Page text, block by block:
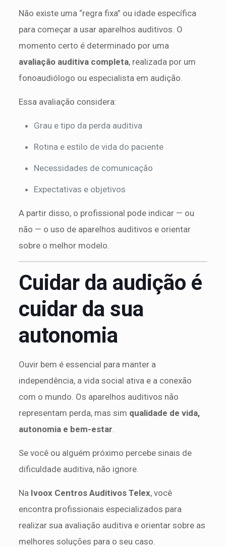
Não existe uma “regra fixa” ou idade específica
para começar a usar aparelhos auditivos. O
momento certo é determinado por uma
avaliação auditiva completa, realizada por um
fonoaudiólogo ou especialista em audição.
Essa avaliação considera:
Grau e tipo da perda auditiva
Rotina e estilo de vida do paciente
Necessidades de comunicação
Expectativas e objetivos
A partir disso, o profissional pode indicar — ou
não — o uso de aparelhos auditivos e orientar
sobre o melhor modelo.
Cuidar da audição é
cuidar da sua
autonomia
Ouvir bem é essencial para manter a
independência, a vida social ativa e a conexão
com o mundo. Os aparelhos auditivos não
representam perda, mas sim qualidade de vida,
autonomia e bem-estar
Se você ou alguém próximo percebe sinais de
dificuldade auditiva, não ignore.
Na Ivoox Centros Auditivos Telex, você
encontra profissionais especializados para
realizar sua avaliação auditiva e orientar sobre as
melhores soluções para o seu caso.